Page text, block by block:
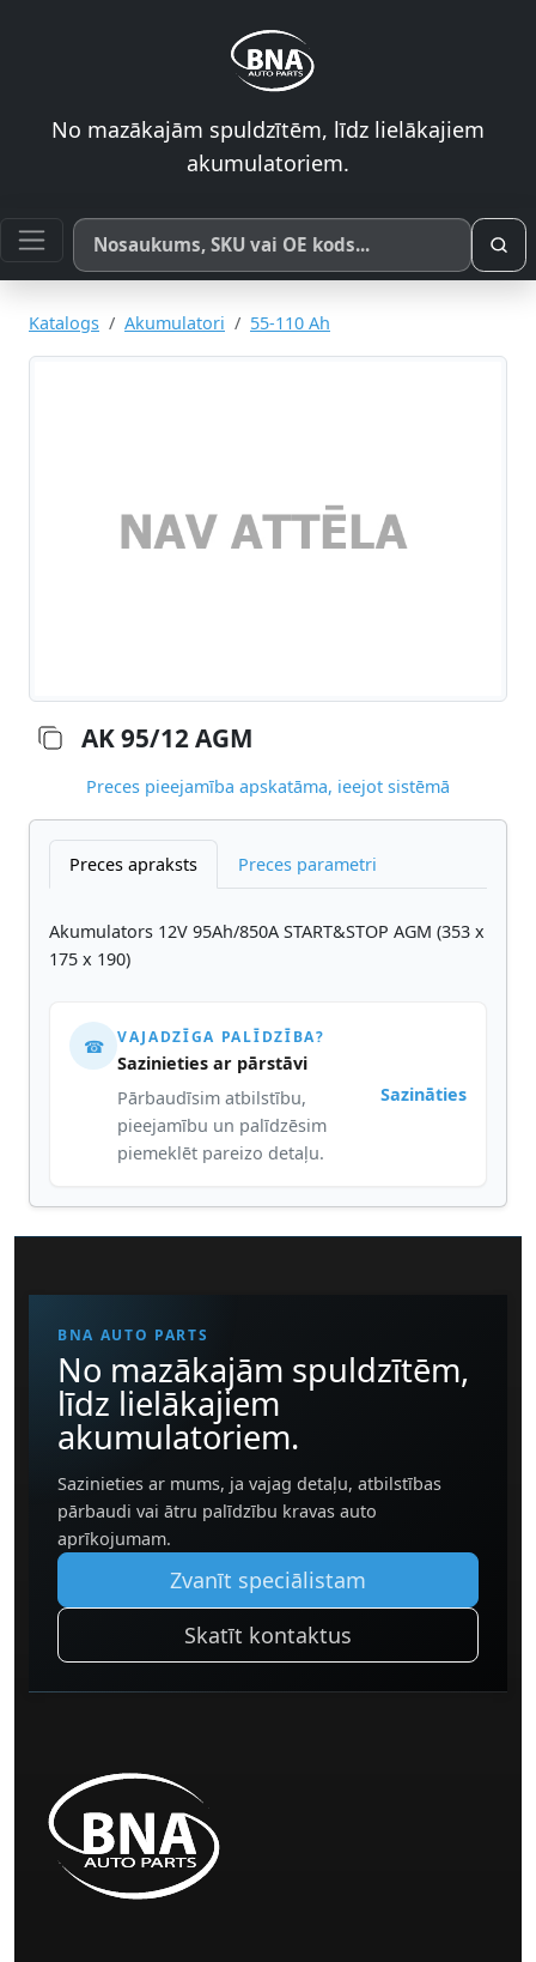
No mazākajām spuldzītēm, līdz lielākajiem
akumulatoriem.
Meklēt pēc produkta nosaukuma, SKU vai OE koda
Katalogs Akumulatori 55-110 Ah
AK 95/12 AGM
Preces pieejamība apskatāma, ieejot sistēmā
Preces apraksts Preces parametri
Akumulators 12V 95Ah/850A START&STOP AGM (353 x
175 x 190)
☎ VAJADZĪGA PALĪDZĪBA?
Sazinieties ar pārstāvi
Pārbaudīsim atbilstību,
pieejamību un palīdzēsim
piemeklēt pareizo detaļu.
Sazināties
BNA AUTO PARTS
No mazākajām spuldzītēm,
līdz lielākajiem
akumulatoriem.
Sazinieties ar mums, ja vajag detaļu, atbilstības
pārbaudi vai ātru palīdzību kravas auto
aprīkojumam.
Zvanīt speciālistam
Skatīt kontaktus